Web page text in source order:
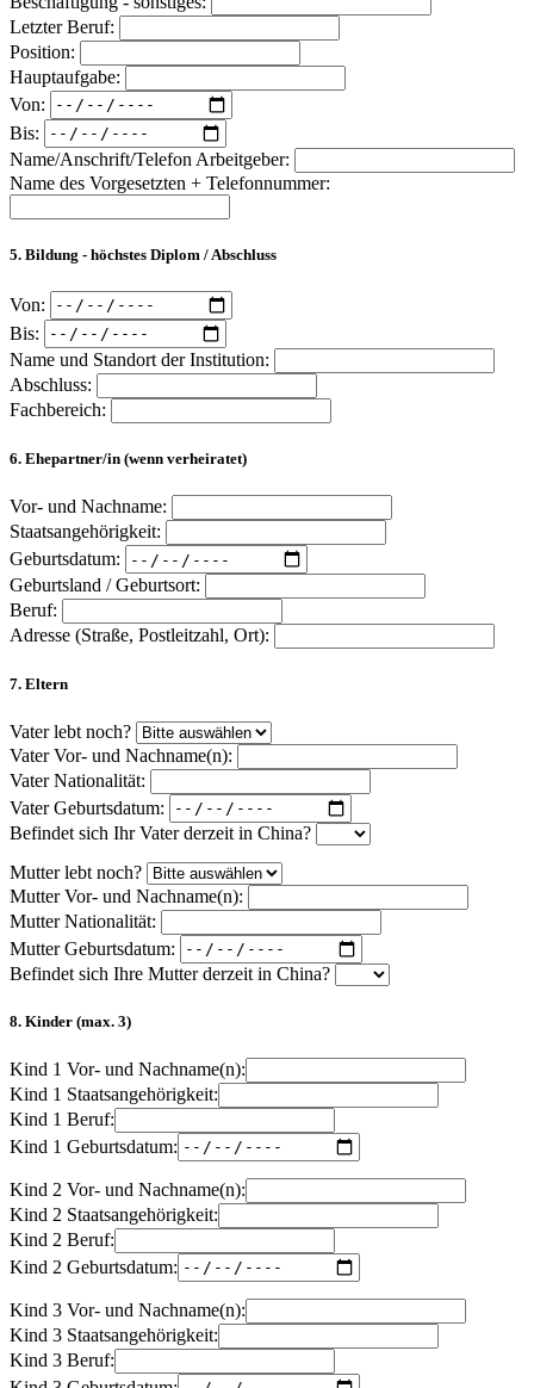
Letzter Beruf:
Position:
Hauptaufgabe:
Von:
Bis:
Name/Anschrift/Telefon Arbeitgeber:
Name des Vorgesetzten + Telefonnummer:
5. Bildung - höchstes Diplom / Abschluss
Von:
Bis:
Name und Standort der Institution:
Abschluss:
Fachbereich:
6. Ehepartner/in (wenn verheiratet)
Vor- und Nachname:
Staatsangehörigkeit:
Geburtsdatum:
Geburtsland / Geburtsort:
Beruf:
Adresse (Straße, Postleitzahl, Ort):
7. Eltern
Vater lebt noch?
Vater Vor- und Nachname(n):
Vater Nationalität:
Vater Geburtsdatum:
Befindet sich Ihr Vater derzeit in China?
Mutter lebt noch?
Mutter Vor- und Nachname(n):
Mutter Nationalität:
Mutter Geburtsdatum:
Befindet sich Ihre Mutter derzeit in China?
8. Kinder (max. 3)
Kind 1 Vor- und Nachname(n):
Kind 1 Staatsangehörigkeit:
Kind 1 Beruf:
Kind 1 Geburtsdatum:
Kind 2 Vor- und Nachname(n):
Kind 2 Staatsangehörigkeit:
Kind 2 Beruf:
Kind 2 Geburtsdatum:
Kind 3 Vor- und Nachname(n):
Kind 3 Staatsangehörigkeit:
Kind 3 Beruf: